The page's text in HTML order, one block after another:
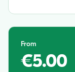
From
€5.00